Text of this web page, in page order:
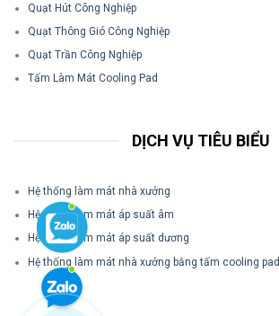
Quạt Hút Công Nghiệp
Quạt Thông Gió Công Nghiệp
Quạt Trần Công Nghiệp
Tấm Làm Mát Cooling Pad
DỊCH VỤ TIÊU BIỂU
Hệ thống làm mát nhà xưởng
Hệ thống làm mát áp suất âm
Hệ thống làm mát áp suất dương
Hệ thống làm mát nhà xưởng bằng tấm cooling pad